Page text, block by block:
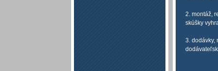
2. montáž,
skúšky
3. dodávky,